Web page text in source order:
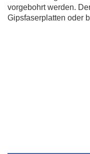
vorgebohrt werden.
Gipsfaserplatten oder